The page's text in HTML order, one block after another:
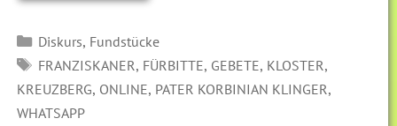
Kategorien
Diskurs, Fundstücke
SCHLAGWÖRTER
FRANZISKANER, FÜRBITTE, GEBETE, KLOSTER,
KREUZBERG, ONLINE, PATER KORBINIAN KLINGER,
WHATSAPP